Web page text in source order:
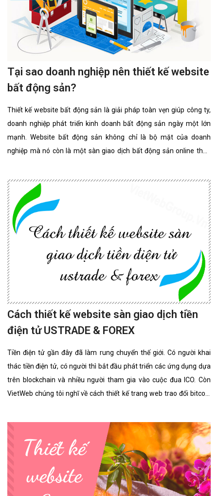
Tại sao doanh nghiệp nên thiết kế website
bất động sản?
Thiết kế website bất động sản là giải pháp toàn vẹn giúp công ty,
doanh nghiệp phát triển kinh doanh bất động sản ngày một lớn
mạnh. Website bất động sản không chỉ là bộ mặt của doanh
nghiệp mà nó còn là một sàn giao dịch bất động sản online thân
Cách thiết kế website sàn giao dịch tiền
điện tử USTRADE & FOREX
Tiền điện tử gần đây đã làm rung chuyển thế giới. Có người khai
thác tiền điện tử, có người thì bắt đầu phát triển các ứng dụng dựa
trên blockchain và nhiều người tham gia vào cuộc đua ICO. Còn
VietWeb chúng tôi nghĩ về cách thiết kế trang web trao đổi bitcoin